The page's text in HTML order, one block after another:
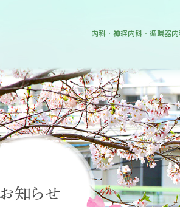
ご紹介
入院のご案内
内
介
内科・神経内科・循環器
お知らせ